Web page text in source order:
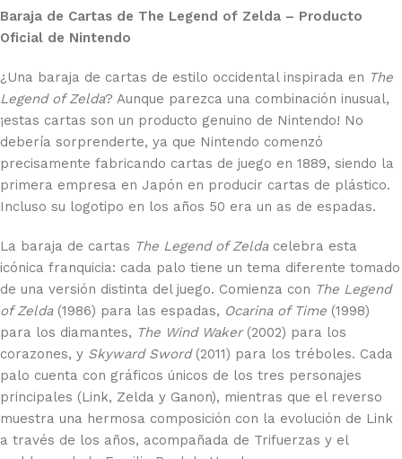
Baraja de Cartas de The Legend of Zelda – Producto
Oficial de Nintendo
¿Una baraja de cartas de estilo occidental inspirada en The
Legend of Zelda? Aunque parezca una combinación inusual,
¡estas cartas son un producto genuino de Nintendo! No
debería sorprenderte, ya que Nintendo comenzó
precisamente fabricando cartas de juego en 1889, siendo la
primera empresa en Japón en producir cartas de plástico.
Incluso su logotipo en los años 50 era un as de espadas.
La baraja de cartas The Legend of Zeldacelebra esta
icónica franquicia: cada palo tiene un tema diferente tomado
de una versión distinta del juego. Comienza con The Legend
of Zelda(1986) para las espadas, Ocarina of Time (1998)
para los diamantes, The Wind Waker(2002) para los
corazones, y Skyward Sword(2011) para los tréboles. Cada
palo cuenta con gráficos únicos de los tres personajes
principales (Link, Zelda y Ganon), mientras que el reverso
muestra una hermosa composición con la evolución de Link
a través de los años, acompañada de Trifuerzas y el